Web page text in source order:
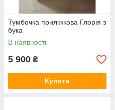
Тумбочка приліжкова Глорія з
бука
В наявності
5 900 ₴
Купити